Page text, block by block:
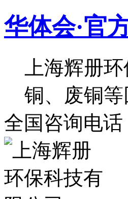
华体会·官
上海辉册
铜、废铜等
全国咨询电话